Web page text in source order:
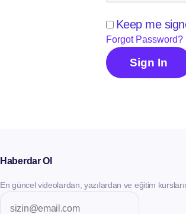
Keep me
Forgot Password?
Sign In
Haberdar Ol
En güncel videolardan, yazılardan ve eğitim